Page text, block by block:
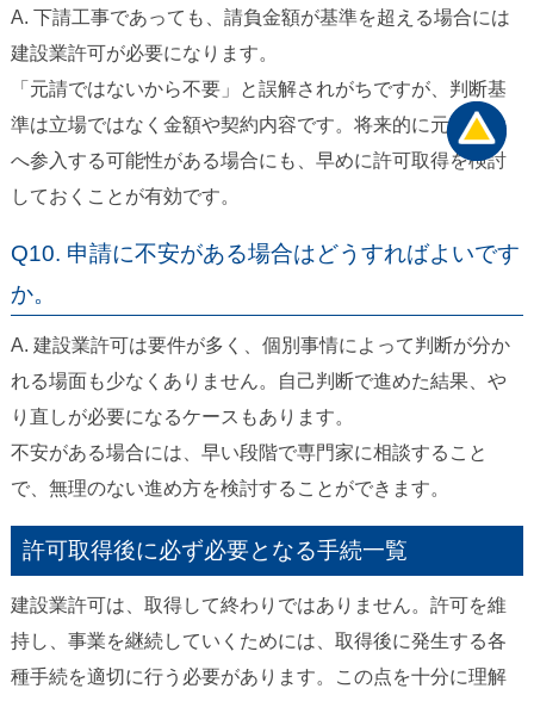
A. 下請工事であっても、請負金額が基準を超える場合には
建設業許可が必要になります。
「元請ではないから不要」と誤解されがちですが、判断基
準は立場ではなく金額や契約内容です。将来的に元請案件
へ参入する可能性がある場合にも、早めに許可取得を検討
しておくことが有効です。
Q10. 申請に不安がある場合はどうすればよいです
か。
A. 建設業許可は要件が多く、個別事情によって判断が分か
れる場面も少なくありません。自己判断で進めた結果、や
り直しが必要になるケースもあります。
不安がある場合には、早い段階で専門家に相談すること
で、無理のない進め方を検討することができます。
許可取得後に必ず必要となる手続一覧
建設業許可は、取得して終わりではありません。許可を維
持し、事業を継続していくためには、取得後に発生する各
種手続を適切に行う必要があります。この点を十分に理解